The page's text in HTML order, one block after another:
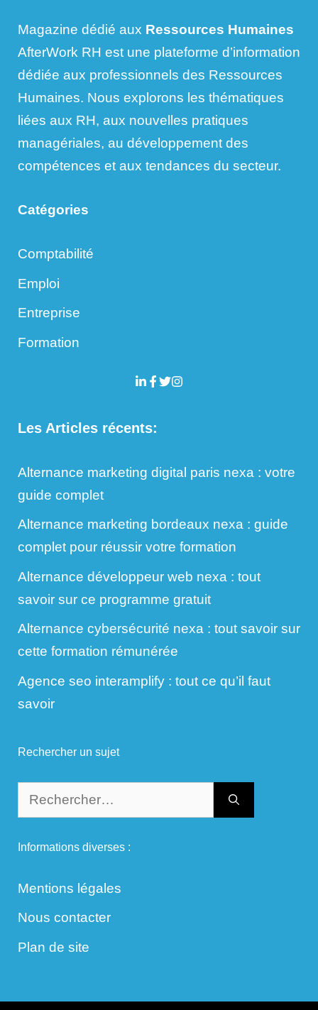
Magazine dédié aux Ressources Humaines
AfterWork RH est une plateforme d’information
dédiée aux professionnels des Ressources
Humaines. Nous explorons les thématiques
liées aux RH, aux nouvelles pratiques
managériales, au développement des
compétences et aux tendances du secteur.
Catégories
Comptabilité
Emploi
Entreprise
Formation
Les Articles récents:
Alternance marketing digital paris nexa : votre
guide complet
Alternance marketing bordeaux nexa : guide
complet pour réussir votre formation
Alternance développeur web nexa : tout
savoir sur ce programme gratuit
Alternance cybersécurité nexa : tout savoir sur
cette formation rémunérée
Agence seo interamplify : tout ce qu’il faut
savoir
Rechercher un sujet
Rechercher :
Informations diverses :
Mentions légales
Nous contacter
Plan de site